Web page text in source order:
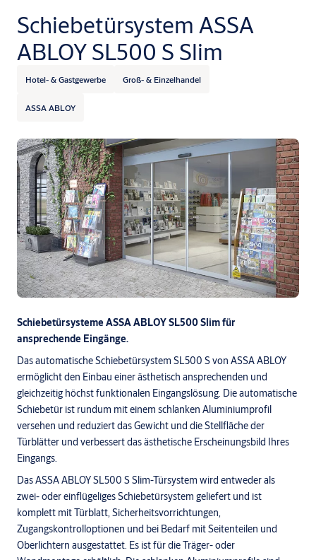
Schiebetürsystem ASSA
ABLOY SL500 S Slim
Hotel- & Gastgewerbe Groß- & Einzelhandel
ASSA ABLOY
Schiebetürsysteme ASSA ABLOY SL500 Slim für
ansprechende Eingänge.
Das automatische Schiebetürsystem SL500 S von ASSA ABLOY
ermöglicht den Einbau einer ästhetisch ansprechenden und
gleichzeitig höchst funktionalen Eingangslösung. Die automatische
Schiebetür ist rundum mit einem schlanken Aluminiumprofil
versehen und reduziert das Gewicht und die Stellfläche der
Türblätter und verbessert das ästhetische Erscheinungsbild Ihres
Eingangs.
Das ASSA ABLOY SL500 S Slim-Türsystem wird entweder als
zwei- oder einflügeliges Schiebetürsystem geliefert und ist
komplett mit Türblatt, Sicherheitsvorrichtungen,
Zugangskontrolloptionen und bei Bedarf mit Seitenteilen und
Oberlichtern ausgestattet. Es ist für die Träger- oder